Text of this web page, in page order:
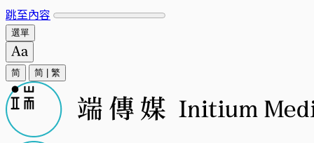
跳至內容
選單
简 简 繁